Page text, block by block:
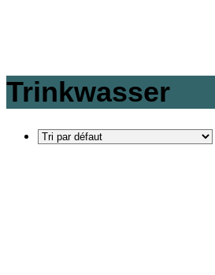
Trinkwasser